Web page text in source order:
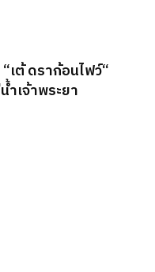
เต้ ดราก้อนไฟว์“
เจ้าพระยา